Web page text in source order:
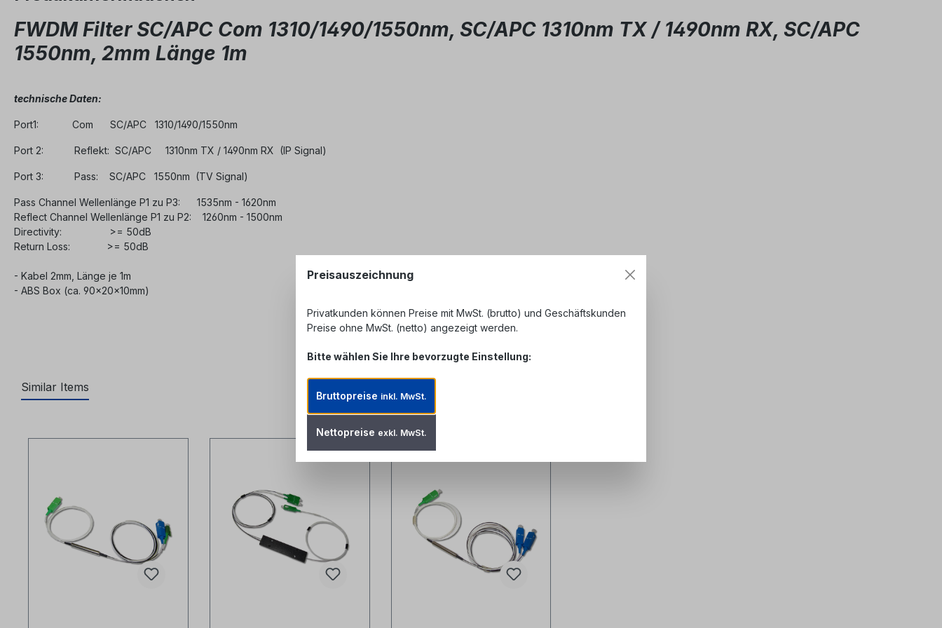
FWDM Filter SC/APC Com 1310/1490/1550nm, SC/APC 1310nm TX / 1490nm RX, SC/APC
1550nm, 2mm Länge 1m
technische Daten:
Port1: Com SC/APC 1310/1490/1550nm
Port 2: Reflekt: SC/APC 1310nm TX / 1490nm RX (IP Signal)
Port 3: Pass: SC/APC 1550nm (TV Signal)
Pass Channel Wellenlänge P1 zu P3: 1535nm - 1620nm
Reflect Channel Wellenlänge P1 zu P2: 1260nm - 1500nm
Directivity: >= 50dB
Return Loss: >= 50dB
- Kabel 2mm, Länge je 1m
- ABS Box (ca. 90x20x10mm)
Similar Items
Preisauszeichnung
Privatkunden können Preise mit MwSt. (brutto) und Geschäftskunden
Preise ohne MwSt. (netto) angezeigt werden.
Bitte wählen Sie Ihre bevorzugte Einstellung:
Bruttopreise inkl. MwSt.
Nettopreise exkl. MwSt.